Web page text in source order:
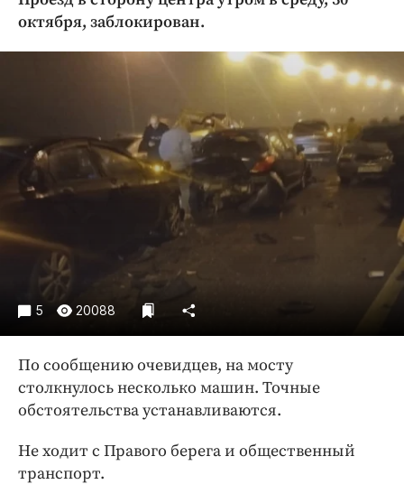
Криминал
Недвижимость и ЖКХ
Погода
Праздники
Экономика и бизнес
ПРОЕКТЫ
Издания
Медиаперсона
Интересное чтиво
Бренд года
октября, заблокирован.
5 20088
По сообщению очевидцев, на мосту
столкнулось несколько машин. Точные
обстоятельства устанавливаются.
Не ходит с Правого берега и общественный
транспорт.